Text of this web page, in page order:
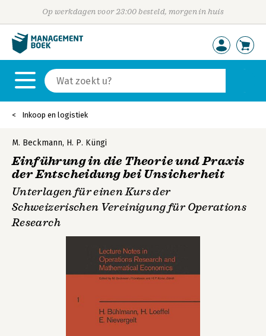
Op werkdagen voor 23:00 besteld, morgen in huis
Inkoop en logistiek
M. Beckmann, H. P. Küngi
Einführung in die Theorie und Praxis
der Entscheidung bei Unsicherheit
Unterlagen für einen Kurs der
Schweizerischen Vereinigung für Operations
Research